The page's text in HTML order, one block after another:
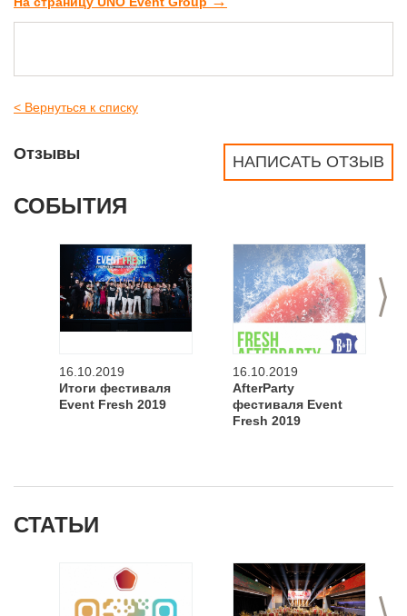
< Вернуться к списку
НАПИСАТЬ ОТЗЫВ
Отзывы
СОБЫТИЯ
>
16.10.2019
Итоги фестиваля
Event Fresh 2019
16.10.2019
AfterParty
фестиваля Event
Fresh 2019
СТАТЬИ
>